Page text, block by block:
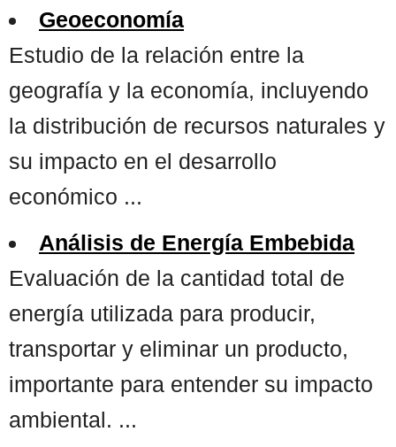
Geoeconomía
Estudio de la relación entre la
geografía y la economía, incluyendo
la distribución de recursos naturales y
su impacto en el desarrollo
económico ...
Análisis de Energía Embebida
Evaluación de la cantidad total de
energía utilizada para producir,
transportar y eliminar un producto,
importante para entender su impacto
ambiental. ...